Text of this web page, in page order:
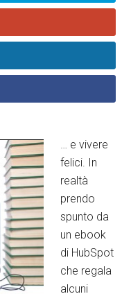
… e vivere
felici. In
realtà
prendo
spunto da
un ebook
di HubSpot
che regala
alcuni